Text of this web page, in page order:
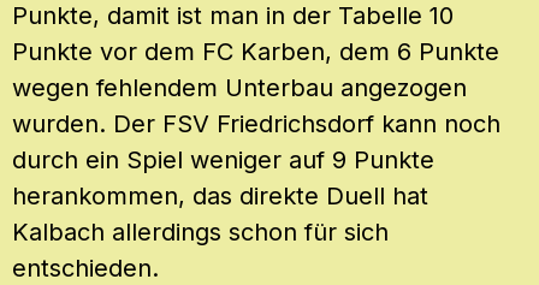
Punkte, damit ist man in der Tabelle 10
Punkte vor dem FC Karben, dem 6 Punkte
wegen fehlendem Unterbau angezogen
wurden. Der FSV Friedrichsdorf kann noch
durch ein Spiel weniger auf 9 Punkte
herankommen, das direkte Duell hat
Kalbach allerdings schon für sich
entschieden.